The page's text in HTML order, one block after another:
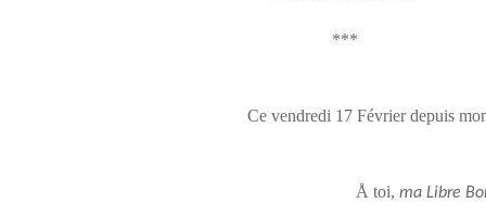
***
Ce vendredi 17 Février depuis mon
Å toi, ma Libre